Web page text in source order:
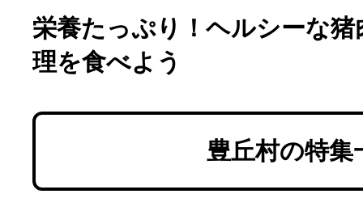
はじめるバイブルとは
よくあるご質問
栄養たっぷり！ヘルシーな
理を食べよう
豊丘村の特集